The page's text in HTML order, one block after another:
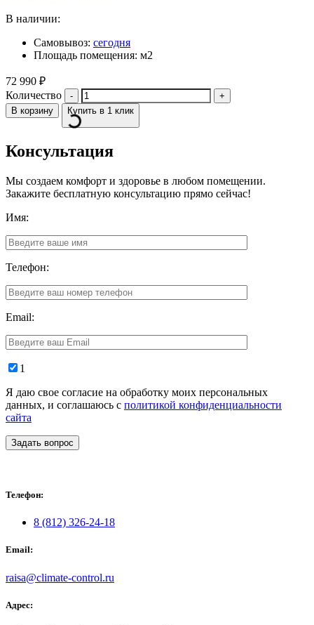
В наличии:
Самовывоз: сегодня
Площадь помещения: м2
72 990 ₽
Количество
В корзину Купить в 1 клик
Консультация
Мы создаем комфорт и здоровье в любом помещении.
Закажите бесплатную консультацию прямо сейчас!
Имя:
Телефон:
Email:
1
Я даю свое согласие на обработку моих персональных
данных, и соглашаюсь с политикой конфиденциальности
сайта
Задать вопрос
Телефон:
8 (812) 326-24-18
Email:
raisa@climate-control.ru
Адрес: